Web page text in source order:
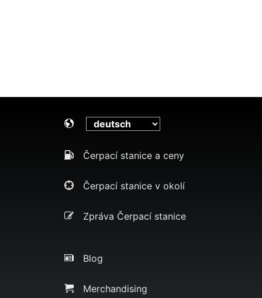
Čerpací stanice a ceny
Čerpací stanice v okolí
Zpráva Čerpací stanice
Blog
Merchandising